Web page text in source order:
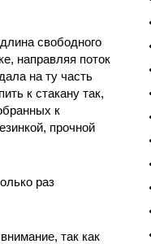
свободного
направляя поток
на ту часть
к стакану так,
к
прочной
раз
так как